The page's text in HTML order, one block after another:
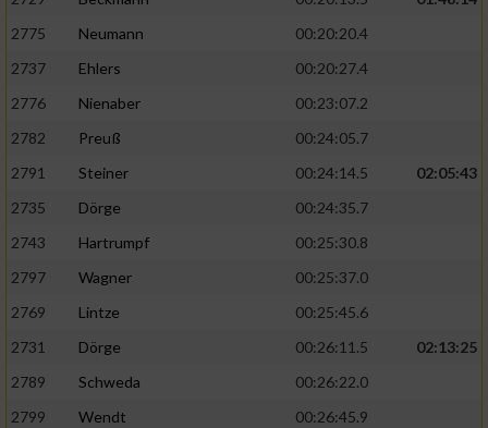
2775
Neumann
00:20:20.4
2737
Ehlers
00:20:27.4
2776
Nienaber
00:23:07.2
2782
Preuß
00:24:05.7
2791
Steiner 00:24:14.5
02:05:43
2735
Dörge
00:24:35.7
2743
Hartrumpf
00:25:30.8
2797
Wagner
00:25:37.0
2769
Lintze
00:25:45.6
2731
Dörge 00:26:11.5
02:13:25
2789
Schweda
00:26:22.0
2799
Wendt
00:26:45.9